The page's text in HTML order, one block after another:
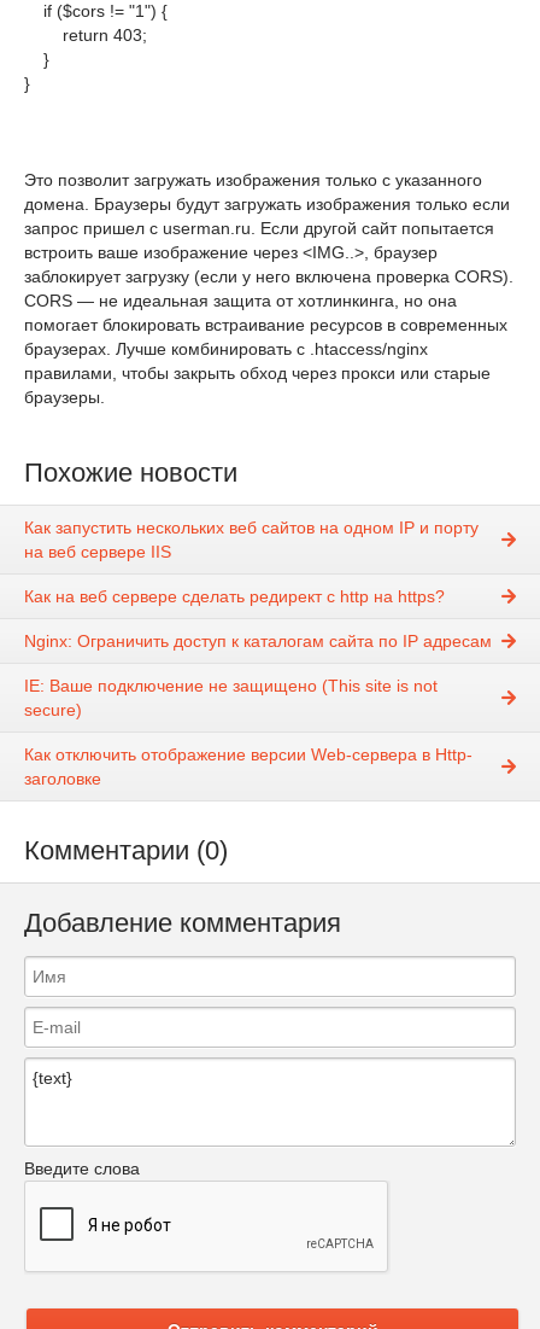
if ($cors != "1") {
return 403;
    }
}
Это позволит загружать изображения только с указанного
домена. Браузеры будут загружать изображения только если
запрос пришел с userman.ru. Если другой сайт попытается
встроить ваше изображение через <IMG..>, браузер
заблокирует загрузку (если у него включена проверка CORS).
CORS — не идеальная защита от хотлинкинга, но она
помогает блокировать встраивание ресурсов в современных
браузерах. Лучше комбинировать с .htaccess/nginx
правилами, чтобы закрыть обход через прокси или старые
браузеры.
Похожие новости
Как запустить нескольких веб сайтов на одном IP и порту
на веб сервере IIS
Как на веб сервере сделать редирект с http на https?
Nginx: Ограничить доступ к каталогам сайта по IP адресам
IE: Ваше подключение не защищено (This site is not
secure)
Как отключить отображение версии Web-сервера в Http-
заголовке
Комментарии (0)
Добавление комментария
Введите слова